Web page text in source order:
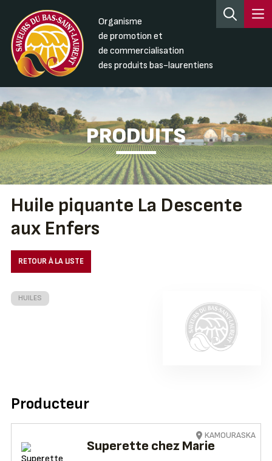
Organisme
de promotion et
de commercialisation
des produits bas-laurentiens
PRODUITS
Huile piquante La Descente
aux Enfers
RETOUR À LA LISTE
HUILES
Producteur
Superette chez Marie
KAMOURASKA